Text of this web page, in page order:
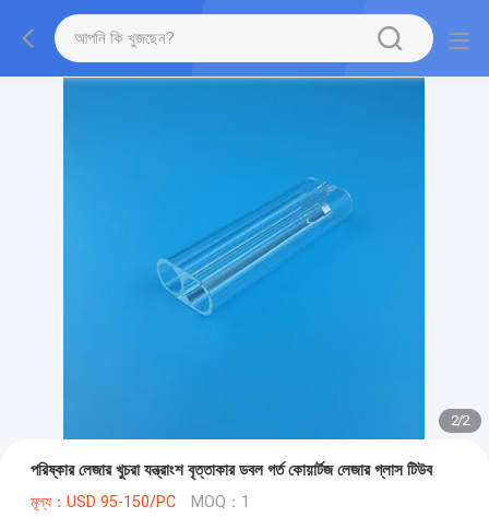
2/2
পরিষ্কার লেজার খুচরা যন্ত্রাংশ বৃত্তাকার ডবল গর্ত কোয়ার্টজ লেজার গ্লাস টিউব
মূল্য：USD 95-150/PC MOQ：1